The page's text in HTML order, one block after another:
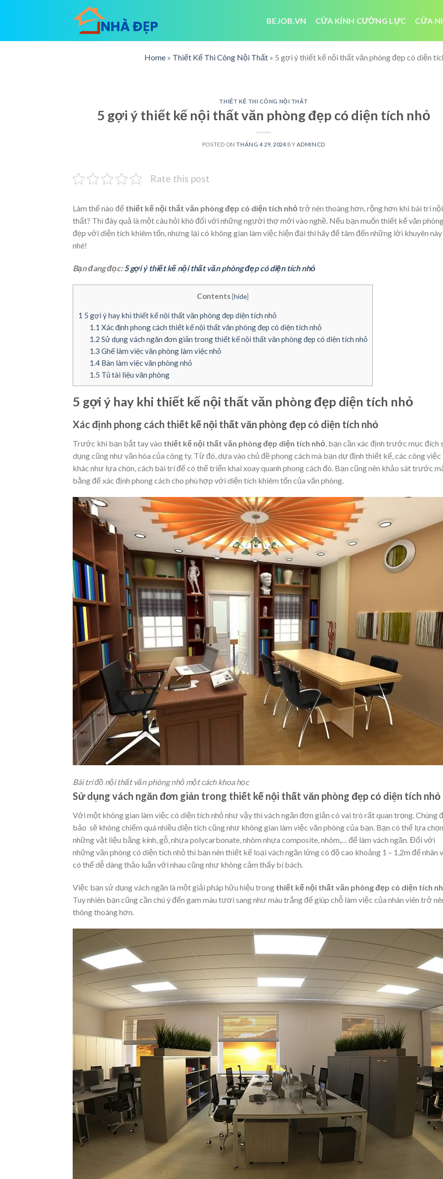
BEJOB.VN CỬA KÍNH CƯỜNG LỰC CỬA
Home » Thiết Kế Thi Công Nội Thất » 5 gợi ý thiết kế nội thất văn phòng đẹp có diện
THIẾT KẾ THI CÔNG NỘI THẤT
5 gợi ý thiết kế nội thất văn phòng đẹp có diện tích nhỏ
POSTED ONTHÁNG 4 29, 2024 BY ADMINCD
Rate this post
Làm thế nào để thiết kế nội thất văn phòng đẹp có diện tích nhỏ trở nên thoáng hơn, rộng hơn khi bài trí nội
thất? Thì đây quả là một câu hỏi khó đối với những người thợ mới vào nghề. Nếu bạn muốn thiết kế văn
đẹp với diện tích khiêm tốn, nhưng lại có không gian làm việc hiện đại thì hãy để tâm đến những lời khuyên này
nhé!
Bạn đang đọc:5 gợi ý thiết kế nội thất văn phòng đẹp có diện tích nhỏ
Contents[hide]
1 5 gợi ý hay khi thiết kế nội thất văn phòng đẹp diện tích nhỏ
1.1 Xác định phong cách thiết kế nội thất văn phòng đẹp có diện tích nhỏ
1.2 Sử dụng vách ngăn đơn giản trong thiết kế nội thất văn phòng đẹp có diện tích nhỏ
1.3 Ghế làm việc văn phòng làm việc nhỏ
1.4Bàn làm việc văn phòng nhỏ
1.5 Tủ tài liệu văn phòng
5 gợi ý hay khi thiết kế nội thất văn phòng đẹp diện tích nhỏ
Xác định phong cách thiết kế nội thất văn phòng đẹp có diện tích nhỏ
Trước khi bạn bắt tay vào thiết kế nội thất văn phòng đẹp diện tích nhỏ, bạn cần xác định trước mục đích
dụng cũng như văn hóa của công ty. Từ đó, dựa vào chủ đề phong cách mà bạn dự định thiết kế, các công việc
khác như lựa chọn, cách bài trí để có thể triển khai xoay quanh phong cách đó. Bạn cũng nên khảo sát trước
bằng để xác định phong cách cho phù hợp với diện tích khiêm tốn của văn phòng.
Bài trí đồ nội thất văn phòng nhỏ một cách khoa học
Sử dụng vách ngăn đơn giản trong thiết kế nội thất văn phòng đẹp có diện tích nhỏ
Với một không gian làm việc có diện tích nhỏ như vậy thì vách ngăn đơn giản có vai trò rất quan trọng. Chúng
bảo sẽ không chiếm quá nhiều diện tích cũng như không gian làm việc văn phòng của bạn. Bạn có thể lựa chọn
những vật liệu bằng kính, gỗ, nhựa polycarbonate, nhôm nhựa composite, nhôm,… để làm vách ngăn. Đối với
những văn phòng có diện tích nhỏ thì bạn nên thiết kế loại vách ngăn lửng có độ cao khoảng 1 – 1,2m để nhân
có thể dễ dàng thảo luận với nhau cũng như không cảm thấy bí bách.
Việc bạn sử dụng vách ngăn là một giải pháp hữu hiệu trong thiết kế nội thất văn phòng đẹp có diện tích
Tuy nhiên bạn cũng cần chú ý đến gam màu tươi sang như màu trắng để giúp chỗ làm việc của nhân viên trở
thông thoáng hơn.